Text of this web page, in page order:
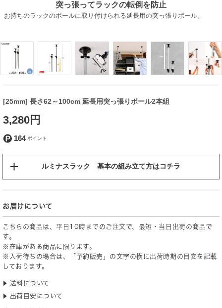
突っ張ってラックの転倒を防止
お持ちのラックのポールに取り付けられる延長用の突っ張りポール。
[25mm] 長さ62～100cm 延長用突っ張りポール2本組
3,280円
164
ルミナスラック 基本の組み立て方はコチラ